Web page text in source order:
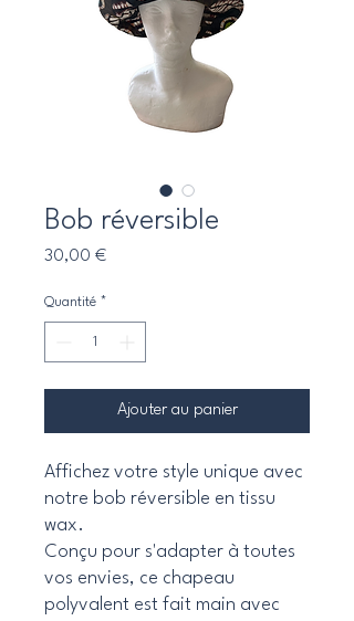
Bob réversible
30,00 €Prix
Quantité *
Ajouter au panier
Affichez votre style unique avec
notre bob réversible en tissu
wax.
Conçu pour s'adapter à toutes
vos envies, ce chapeau
polyvalent est fait main avec